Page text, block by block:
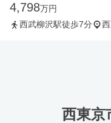
4,798万円
西武柳沢駅徒歩7分
西東京